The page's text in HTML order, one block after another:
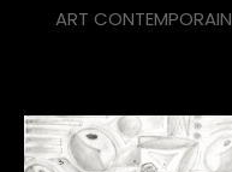
ART CONTEMPORAIN